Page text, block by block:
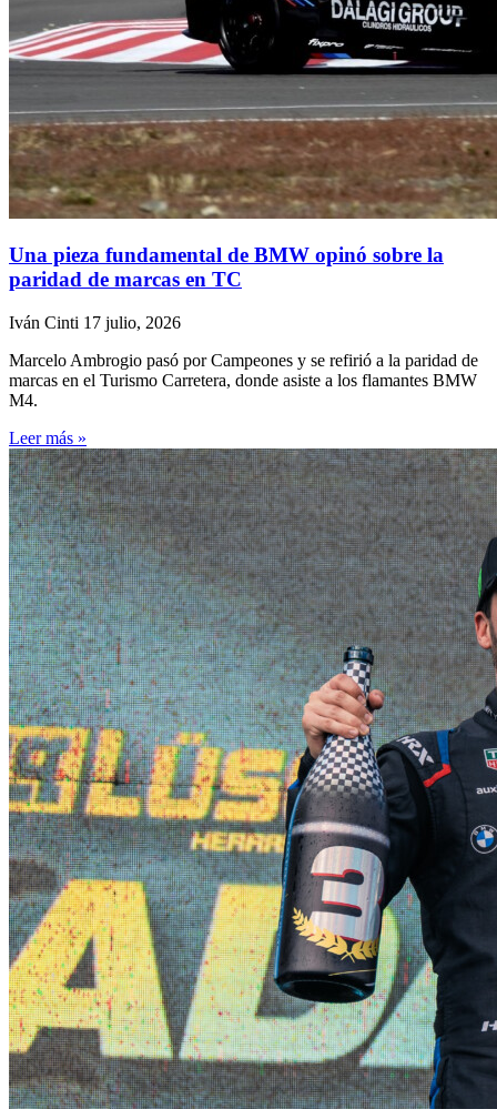
Una pieza fundamental de BMW opinó sobre la
paridad de marcas en TC
Iván Cinti 17 julio, 2026
Marcelo Ambrogio pasó por Campeones y se refirió a la paridad de
marcas en el Turismo Carretera, donde asiste a los flamantes BMW
M4.
Leer más »